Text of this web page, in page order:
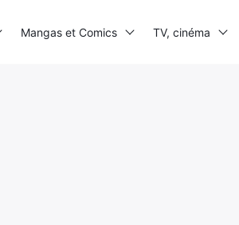
Mangas et Comics TV, cinéma